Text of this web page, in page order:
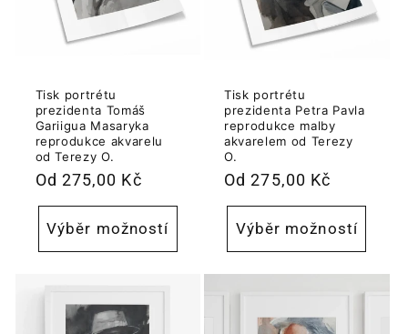
Tisk portrétu
prezidenta Tomáš
Gariigua Masaryka
reprodukce akvarelu
od Terezy O.
Běžná
cena
Od 275,00 Kč
Výběr možností
Tisk portrétu
prezidenta Petra Pavla
reprodukce malby
akvarelem od Terezy
O.
Běžná
cena
Od 275,00 Kč
Výběr možností